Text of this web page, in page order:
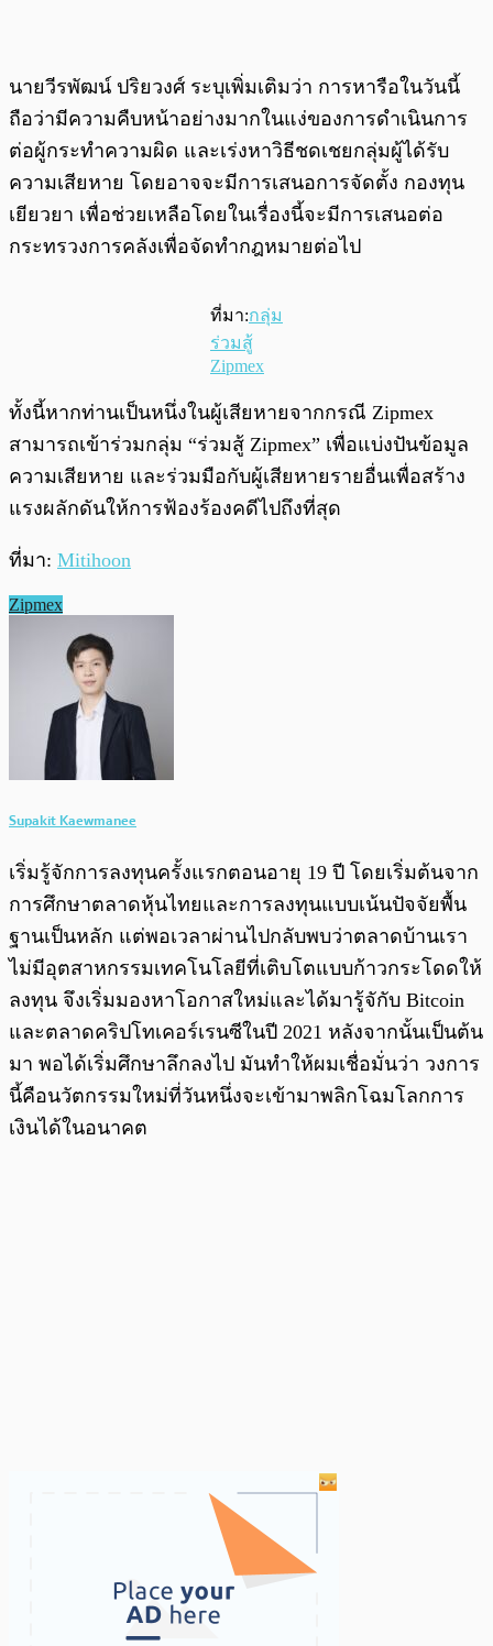
นายวีรพัฒน์ ปริยวงศ์ ระบุเพิ่มเติมว่า การหารือในวันนี้
ถือว่ามีความคืบหน้าอย่างมากในแง่ของการดำเนินการ
ต่อผู้กระทำความผิด และเร่งหาวิธีชดเชยกลุ่มผู้ได้รับ
ความเสียหาย โดยอาจจะมีการเสนอการจัดตั้ง กองทุน
เยียวยา เพื่อช่วยเหลือโดยในเรื่องนี้จะมีการเสนอต่อ
กระทรวงการคลังเพื่อจัดทำกฎหมายต่อไป
ที่มา:กลุ่ม
ร่วมสู้
Zipmex
ทั้งนี้หากท่านเป็นหนึ่งในผู้เสียหายจากกรณี Zipmex
สามารถเข้าร่วมกลุ่ม “ร่วมสู้ Zipmex” เพื่อแบ่งปันข้อมูล
ความเสียหาย และร่วมมือกับผู้เสียหายรายอื่นเพื่อสร้าง
แรงผลักดันให้การฟ้องร้องคดีไปถึงที่สุด
ที่มา: Mitihoon
Zipmex
Supakit Kaewmanee
เริ่มรู้จักการลงทุนครั้งแรกตอนอายุ 19 ปี โดยเริ่มต้นจาก
การศึกษาตลาดหุ้นไทยและการลงทุนแบบเน้นปัจจัยพื้น
ฐานเป็นหลัก แต่พอเวลาผ่านไปกลับพบว่าตลาดบ้านเรา
ไม่มีอุตสาหกรรมเทคโนโลยีที่เติบโตแบบก้าวกระโดดให้
ลงทุน จึงเริ่มมองหาโอกาสใหม่และได้มารู้จักับ Bitcoin
และตลาดคริปโทเคอร์เรนซีในปี 2021 หลังจากนั้นเป็นต้น
มา พอได้เริ่มศึกษาลึกลงไป มันทำให้ผมเชื่อมั่นว่า วงการ
นี้คือนวัตกรรมใหม่ที่วันหนึ่งจะเข้ามาพลิกโฉมโลกการ
เงินได้ในอนาคต